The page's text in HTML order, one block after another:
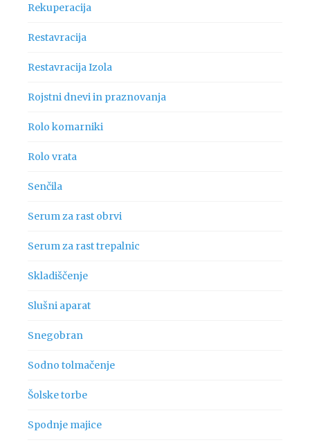
Rekuperacija
Restavracija
Restavracija Izola
Rojstni dnevi in praznovanja
Rolo komarniki
Rolo vrata
Senčila
Serum za rast obrvi
Serum za rast trepalnic
Skladiščenje
Slušni aparat
Snegobran
Sodno tolmačenje
Šolske torbe
Spodnje majice